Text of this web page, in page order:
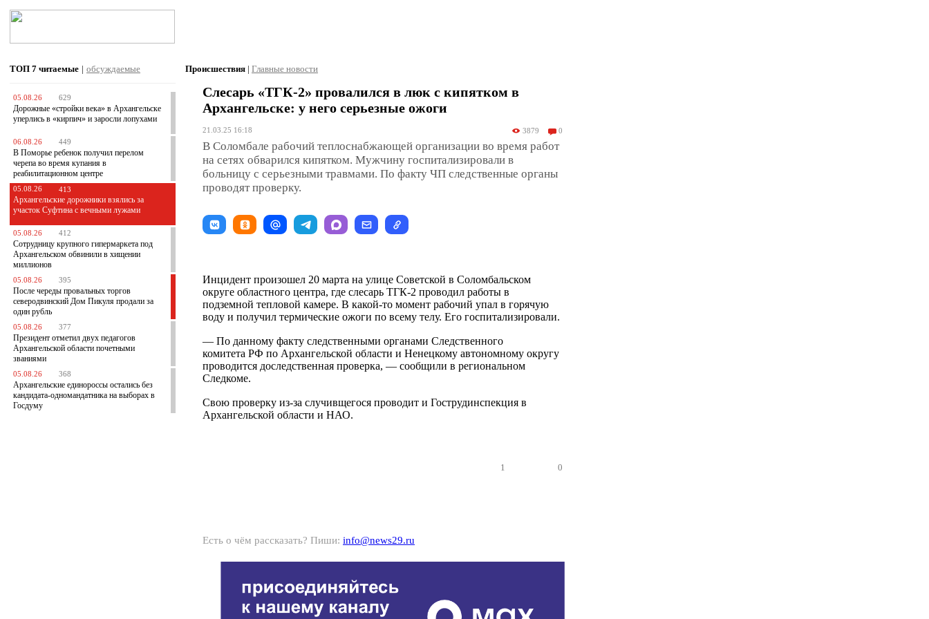
ТОП 7 читаемые | обсуждаемые
05.08.26 629
Дорожные «стройки века» в Архангельске
уперлись в «кирпич» и заросли лопухами
06.08.26 449
В Поморье ребенок получил перелом
черепа во время купания в
реабилитационном центре
05.08.26 413
Архангельские дорожники взялись за
участок Суфтина с вечными лужами
05.08.26 412
Сотрудницу крупного гипермаркета под
Архангельском обвинили в хищении
миллионов
05.08.26 395
После череды провальных торгов
северодвинский Дом Пикуля продали за
один рубль
05.08.26 377
Президент отметил двух педагогов
Архангельской области почетными
званиями
05.08.26 368
Архангельские единороссы остались без
кандидата-одномандатника на выборах в
Госдуму
Происшествия | Главные новости
Слесарь «ТГК-2» провалился в люк с кипятком в
Архангельске: у него серьезные ожоги
21.03.25 16:18 3879 0
В Соломбале рабочий теплоснабжающей организации во время работ
на сетях обварился кипятком. Мужчину госпитализировали в
больницу с серьезными травмами. По факту ЧП следственные органы
проводят проверку.
Инцидент произошел 20 марта на улице Советской в Соломбальском
округе областного центра, где слесарь ТГК-2 проводил работы в
подземной тепловой камере. В какой-то момент рабочий упал в горячую
воду и получил термические ожоги по всему телу. Его госпитализировали.
— По данному факту следственными органами Следственного
комитета РФ по Архангельской области и Ненецкому автономному округу
проводится доследственная проверка, — сообщили в региональном
Следкоме.
Свою проверку из-за случивщегося проводит и Гострудинспекция в
Архангельской области и НАО.
1 0
Есть о чём рассказать? Пиши: info@news29.ru